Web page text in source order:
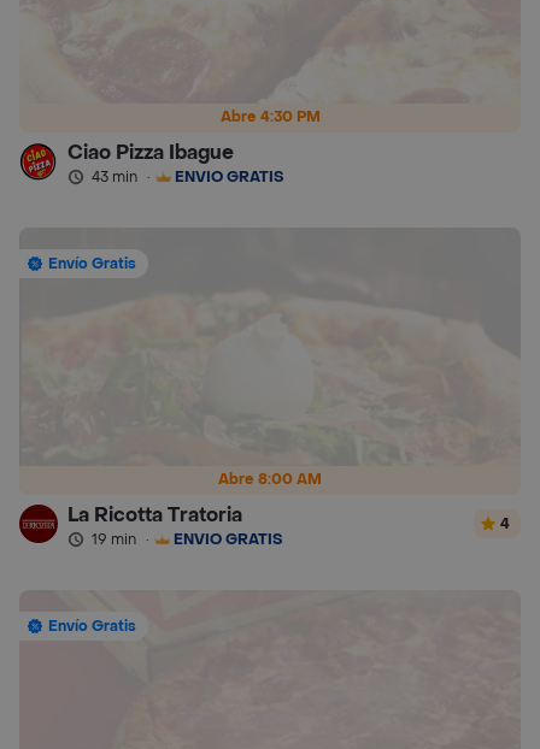
Abre 4:30 PM
Ciao Pizza Ibague
43 min · ENVÍO GRATIS
Abre 8:00 AM
Envío Gratis
La Ricotta Tratoria
19 min · ENVÍO GRATIS
4
Envío Gratis